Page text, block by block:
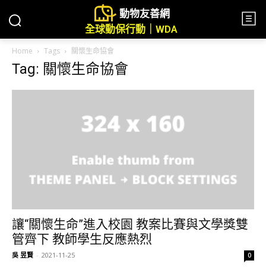
動物友善網
全球動保行動｜WDA
Home Tags 關懷生命協會
Tag: 關懷生命協會
讓“關懷生命”進入校園 教案比賽與文學獎雙
管齊下 教師學生反應熱烈
吳 昱賢 - 2021-11-25 0